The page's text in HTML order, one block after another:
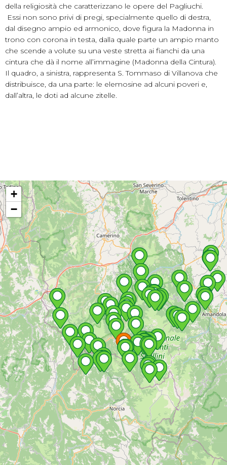
della religiosità che caratterizzano le opere del Pagliuchi.
Essi non sono privi di pregi, specialmente quello di destra,
dal disegno ampio ed armonico, dove figura la Madonna in
trono con corona in testa, dalla quale parte un ampio manto
che scende a volute su una veste stretta ai fianchi da una
cintura che dà il nome all’immagine (Madonna della Cintura).
Il quadro, a sinistra, rappresenta S. Tommaso di Villanova che
distribuisce, da una parte: le elemosine ad alcuni poveri e,
dall’altra, le doti ad alcune zitelle.
+
−